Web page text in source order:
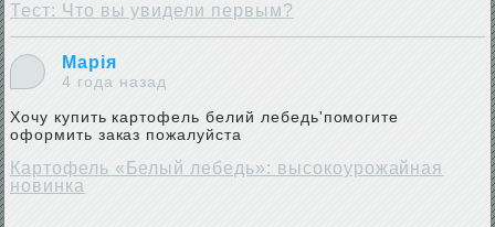
Тест: Что вы увидели первым?
Марія
4 года назад
Хочу купить картофель белий лебедь'помогите
оформить заказ пожалуйста
Картофель «Белый лебедь»: высокоурожайная
новинка